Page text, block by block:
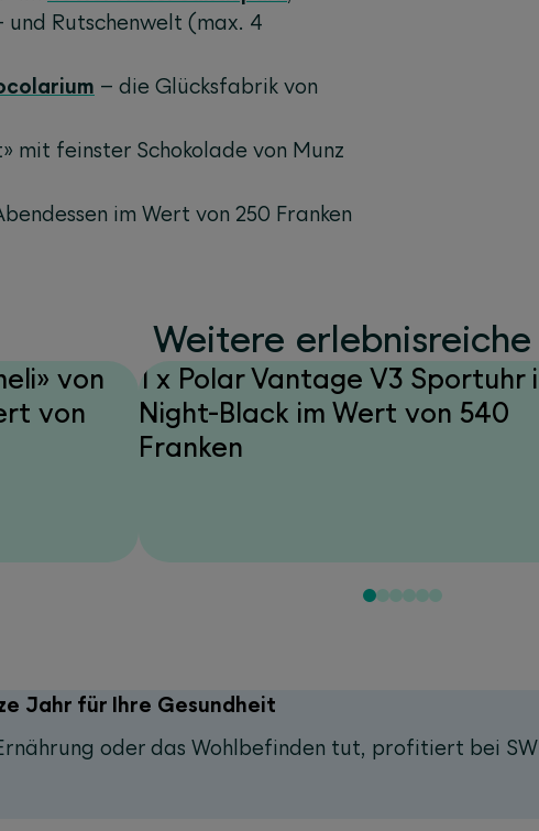
Rutschenwelt (max. 4
– die Glücksfabrik von
mit feinster Schokolade von Munz
im Wert von 250 Franken
Weitere erlebnisreiche
von
von
1 x Polar Vantage V3 Sportuhr
Night-Black im Wert von 540
Franken
Jahr für Ihre Gesundheit
oder das Wohlbefinden tut, profitiert bei